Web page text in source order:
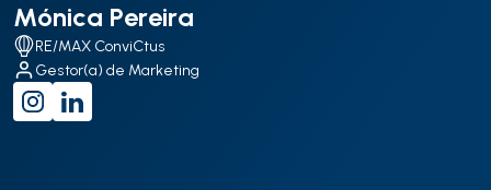
Mónica Pereira
RE/MAX ConviCtus
Gestor(a) de Marketing